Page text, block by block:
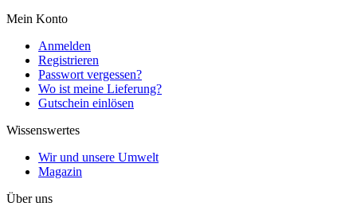
Mein Konto
Anmelden
Registrieren
Passwort vergessen?
Wo ist meine Lieferung?
Gutschein einlösen
Wissenswertes
Wir und unsere Umwelt
Magazin
Über uns